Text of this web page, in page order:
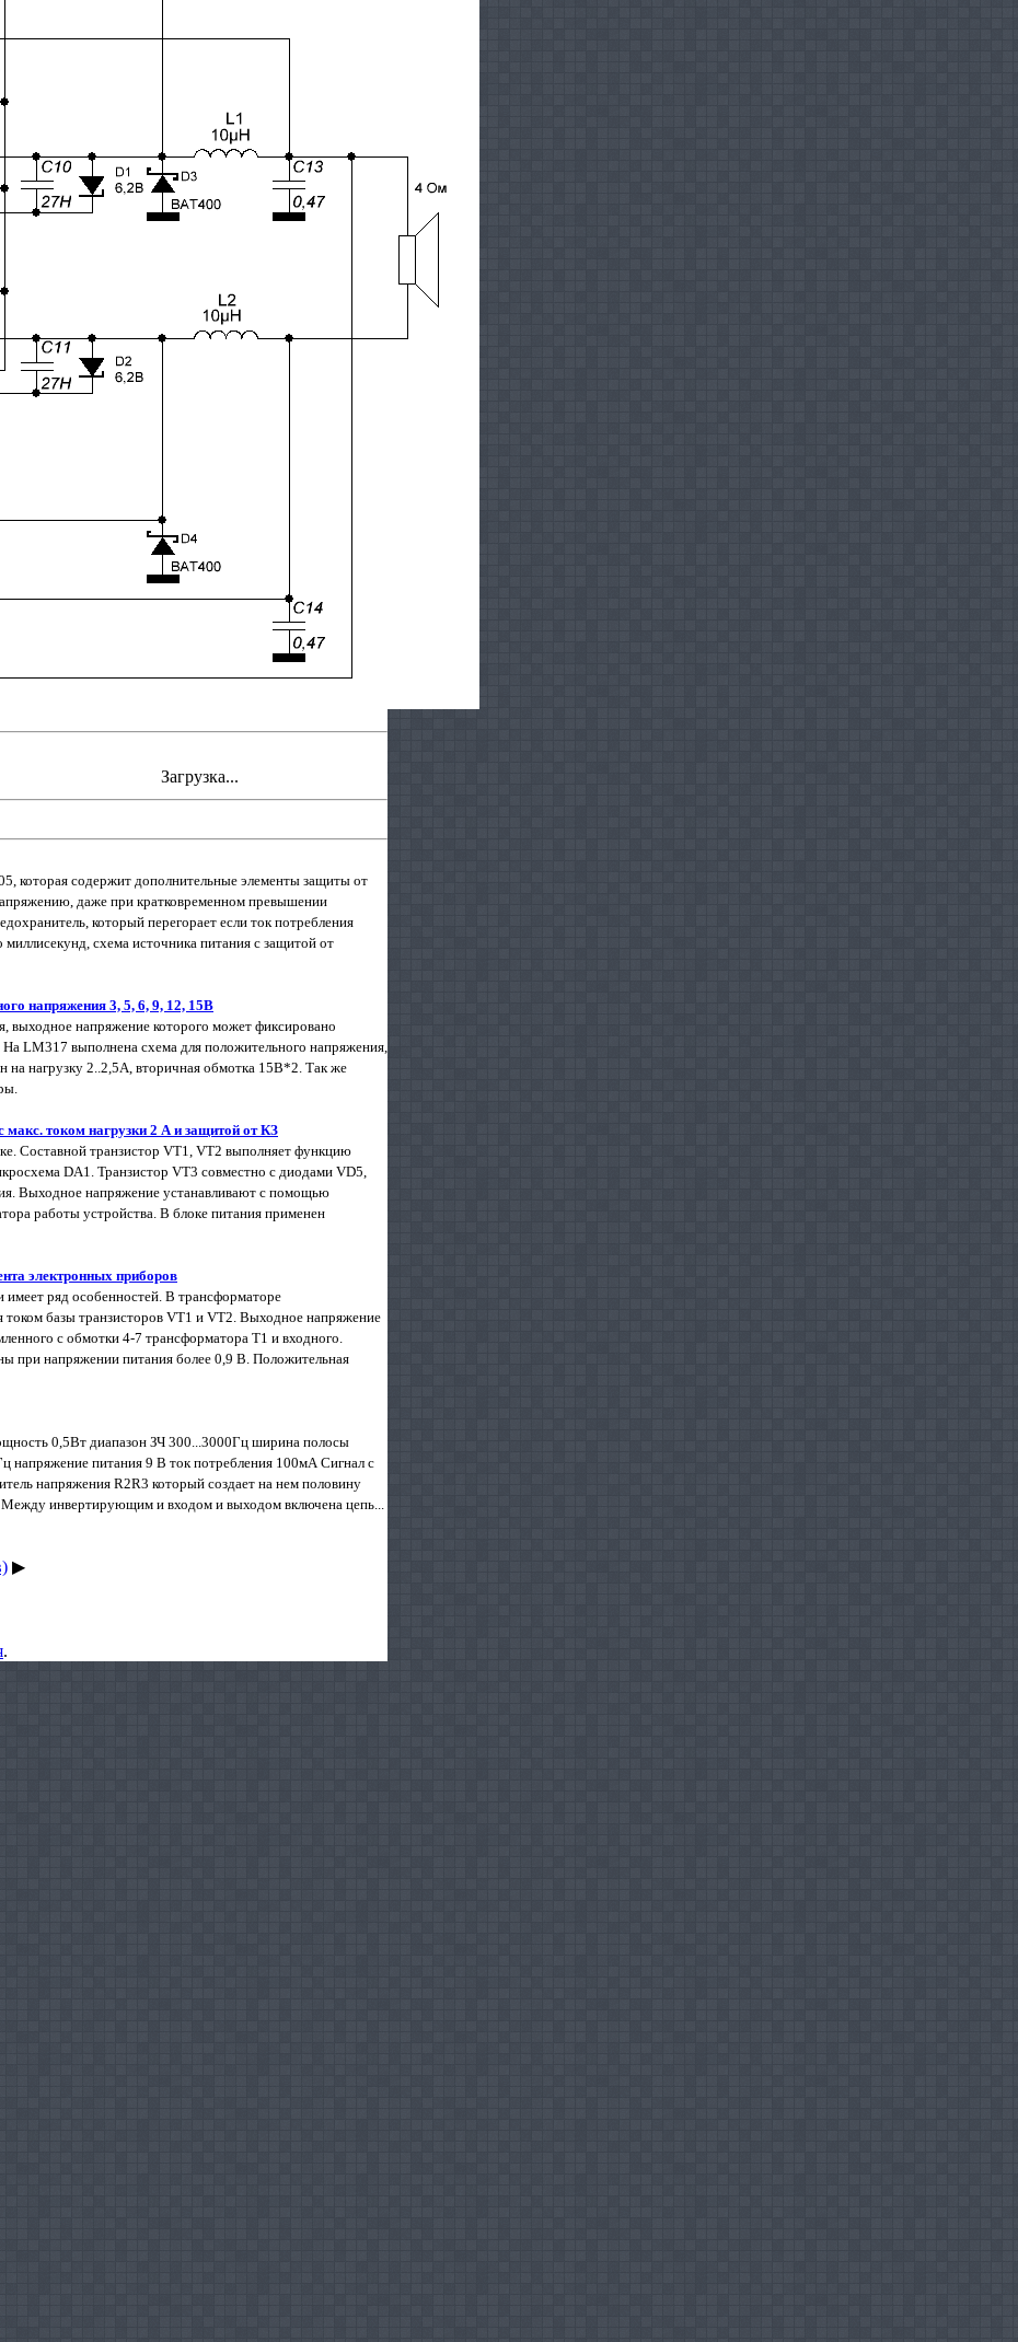
Загрузка...
которая содержит дополнительные элементы защиты от
даже при кратковременном превышении
который перегорает если ток потребления
схема источника питания с защитой от
напряжения 3, 5, 6, 9, 12, 15В
выходное напряжение которого может фиксировано
LM317 выполнена схема для положительного напряжения,
на нагрузку 2..2,5А, вторичная обмотка 15В*2. Так же
током нагрузки 2 А и защитой от КЗ
Составной транзистор VT1, VT2 выполняет функцию
DA1. Транзистор VT3 совместно с диодами VD5,
Выходное напряжение устанавливают с помощью
работы устройства. В блоке питания применен
электронных приборов
имеет ряд особенностей. В трансформаторе
током базы транзисторов VT1 и VT2. Выходное напряжение
с обмотки 4-7 трансформатора Т1 и входного.
при напряжении питания более 0,9 В. Положительная
0,5Вт диапазон ЗЧ 300...3000Гц ширина полосы
напряжение питания 9 В ток потребления 100мА Сигнал с
напряжения R2R3 который создает на нем половину
инвертирующим и входом и выходом включена цепь...
▶
.